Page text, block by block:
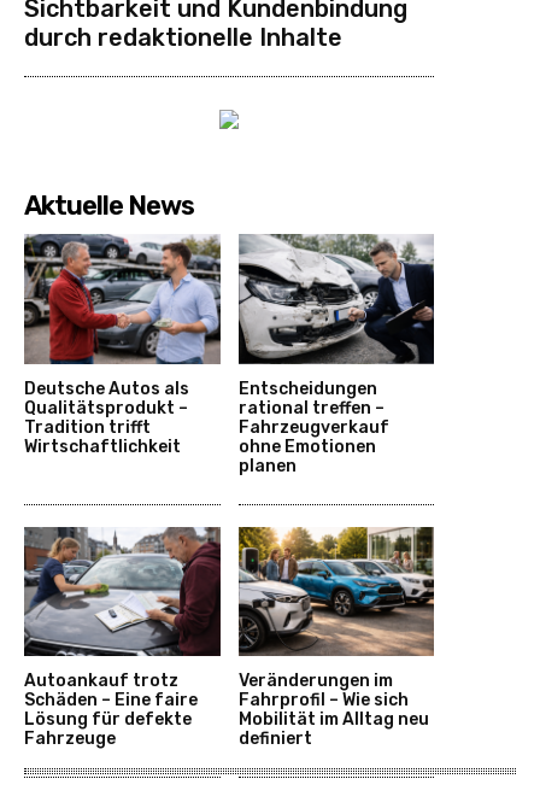
Sichtbarkeit und Kundenbindung
durch redaktionelle Inhalte
Aktuelle News
Deutsche Autos als
Qualitätsprodukt –
Tradition trifft
Wirtschaftlichkeit
Entscheidungen
rational treffen –
Fahrzeugverkauf
ohne Emotionen
planen
Autoankauf trotz
Schäden – Eine faire
Lösung für defekte
Fahrzeuge
Veränderungen im
Fahrprofil – Wie sich
Mobilität im Alltag neu
definiert